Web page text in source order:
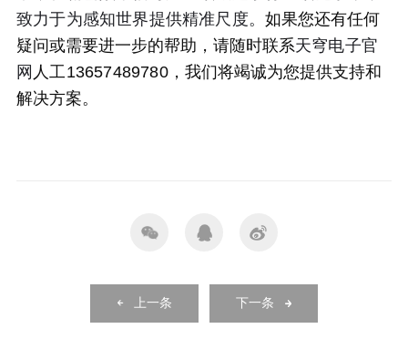
致力于为感知世界提供精准尺度。 如果您还有任何
疑问或需要进一步的帮助，请随时联系天穹电子官
网 人工13657489780，我们将竭诚为您提供支持和
解决方案。
上一条 下一条